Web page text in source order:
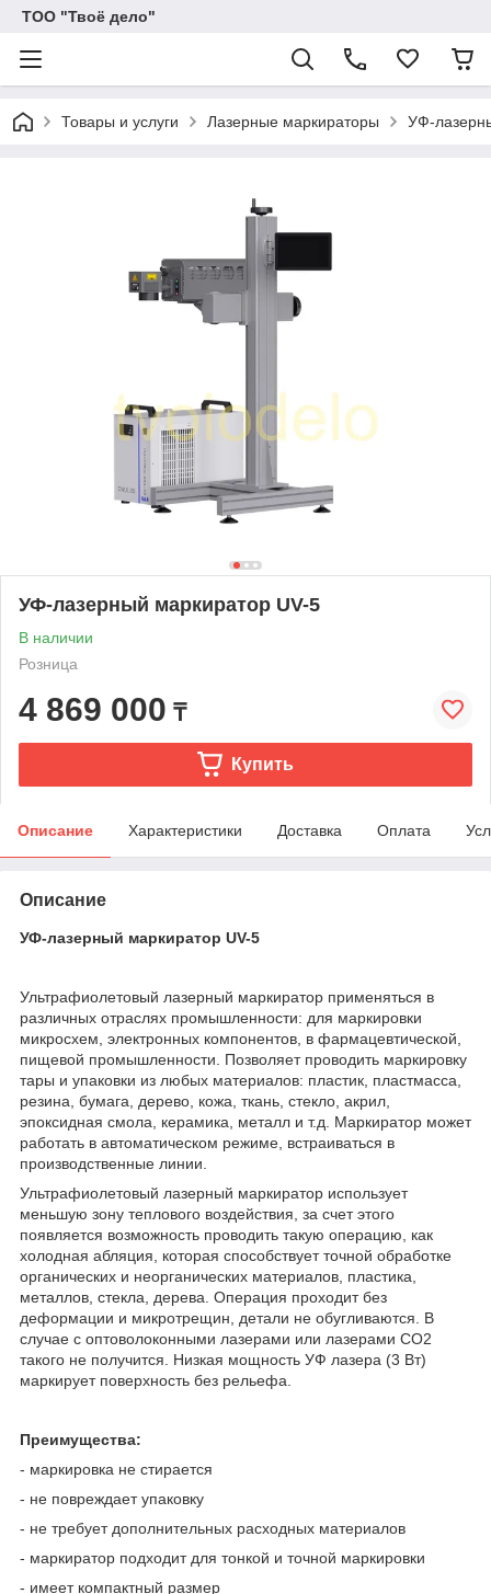
ТОО "Твоё дело"
Товары и услуги Лазерные маркираторы УФ-
УФ-лазерный маркиратор UV-5
В наличии
Розница
4 869 000 ₸
Купить
Описание Характеристики Доставка Оплата
Описание
УФ-лазерный маркиратор UV-5
Ультрафиолетовый лазерный маркиратор применяться в
различных отраслях промышленности: для маркировки
микросхем, электронных компонентов, в фармацевтической,
пищевой промышленности. Позволяет проводить маркировку
тары и упаковки из любых материалов: пластик, пластмасса,
резина, бумага, дерево, кожа, ткань, стекло, акрил,
эпоксидная смола, керамика, металл и т.д. Маркиратор может
работать в автоматическом режиме, встраиваться в
производственные линии.
Ультрафиолетовый лазерный маркиратор использует
меньшую зону теплового воздействия, за счет этого
появляется возможность проводить такую операцию, как
холодная абляция, которая способствует точной обработке
органических и неорганических материалов, пластика,
металлов, стекла, дерева. Операция проходит без
деформации и микротрещин, детали не обугливаются. В
случае с оптоволоконными лазерами или лазерами СО2
такого не получится. Низкая мощность УФ лазера (3 Вт)
маркирует поверхность без рельефа.
Преимущества:
- маркировка не стирается
- не повреждает упаковку
- не требует дополнительных расходных материалов
- маркиратор подходит для тонкой и точной маркировки
- имеет компактный размер